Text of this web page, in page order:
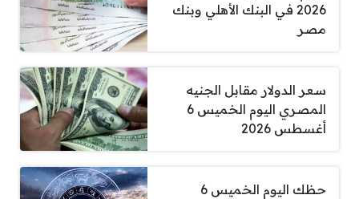
2026 في البنك الأهلي وبنك
مصر
سعر الدولار مقابل الجنيه
المصري اليوم الخميس 6
أغسطس 2026
حظك اليوم الخميس 6